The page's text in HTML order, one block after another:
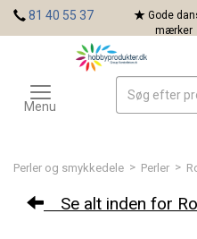
Perler og smykkedele > Perler >
Se alt inden for
81 40 55 37
Gode
mærker
Toggle
navigation
Menu